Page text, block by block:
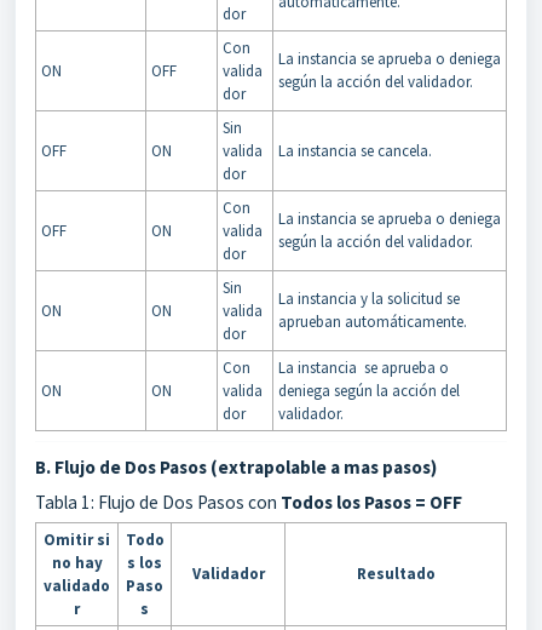
dor
ON OFF
Con
valida
dor
La instancia se aprueba o deniega
según la acción del validador.
OFF ON
Sin
valida
dor
La instancia se cancela.
OFF ON
Con
valida
dor
La instancia se aprueba o deniega
según la acción del validador.
ON ON
Sin
valida
dor
La instancia y la solicitud se
aprueban automáticamente.
ON ON
Con
valida
dor
La instancia se aprueba o
deniega según la acción del
validador.
B. Flujo de Dos Pasos (extrapolable a mas pasos)
Tabla 1: Flujo de Dos Pasos con Todos los Pasos = OFF
Omitir si
no hay
validado
r
Todo
s los
Paso
s
Validador Resultado